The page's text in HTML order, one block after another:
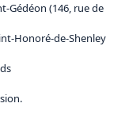
Gédéon (146, rue de
Honoré-de-Shenley